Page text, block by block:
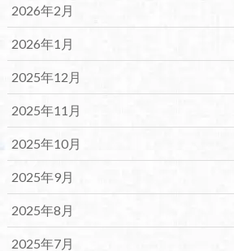
2026年2月
2026年1月
2025年12月
2025年11月
2025年10月
2025年9月
2025年8月
2025年7月